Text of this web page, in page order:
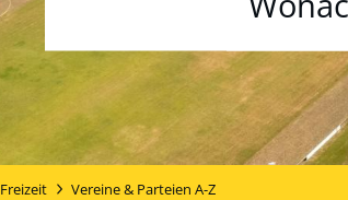
Freizeit Vereine & Parteien A-Z